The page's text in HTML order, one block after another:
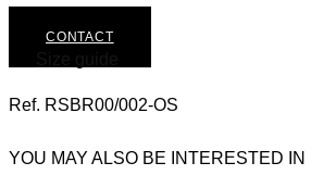
CONTACT
Size guide
Ref. RSBR00/002-OS
YOU MAY ALSO BE INTERESTED IN